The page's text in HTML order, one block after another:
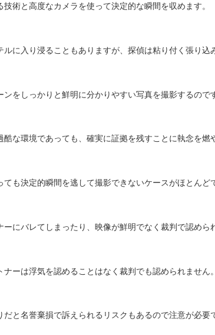
術と高度なカメラを使って決定的な瞬間を収めます。
に入り浸ることもありますが、探偵は粘り付く張り込
をしっかりと鮮明に分かりやすい写真を撮影するので
な環境であっても、確実に証拠を残すことに執念を燃
も決定的瞬間を逃して撮影できないケースがほとんど
にバレてしまったり、映像が鮮明でなく裁判で認めら
ーは浮気を認めることはなく裁判でも認められません。
と名誉棄損で訴えられるリスクもあるので注意が必要